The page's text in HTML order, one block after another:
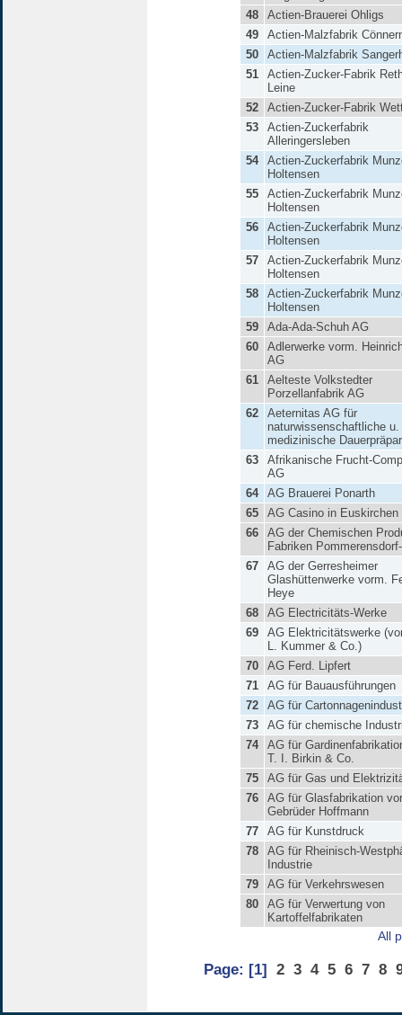
48
Actien-Brauerei Ohligs
49
Actien-Malzfabrik
50
Actien-Malzfabrik
51
Actien-Zucker-Fabrik
Leine
52
Actien-Zucker-Fabrik
53
Actien-Zuckerfabrik
Alleringersleben
54
Actien-Zuckerfabrik
Holtensen
55
Actien-Zuckerfabrik
Holtensen
56
Actien-Zuckerfabrik
Holtensen
57
Actien-Zuckerfabrik
Holtensen
58
Actien-Zuckerfabrik
Holtensen
59
Ada-Ada-Schuh AG
60
Adlerwerke vorm.
AG
61
Aelteste Volkstedter
Porzellanfabrik AG
62
Aeternitas AG für
naturwissenschaftliche u.
medizinische
63
Afrikanische Frucht-
AG
64
AG Brauerei Ponarth
65
AG Casino in Euskirchen
66
AG der Chemischen
Fabriken
67
AG der Gerresheimer
Glashüttenwerke vorm.
Heye
68
AG Electricitäts-Werke
69
AG Elektricitätswerke
L. Kummer & Co.)
70
AG Ferd. Lipfert
71
AG für Bauausführungen
72
AG für
73
AG für chemische
74
AG für
T. I. Birkin & Co.
75
AG für Gas und
76
AG für Glasfabrikation
Gebrüder Hoffmann
77
AG für Kunstdruck
78
AG für Rheinisch-
Industrie
79
AG für Verkehrswesen
80
AG für Verwertung von
Kartoffelfabrikaten
All
Page: [1] 2 3 4 5 6 7 8